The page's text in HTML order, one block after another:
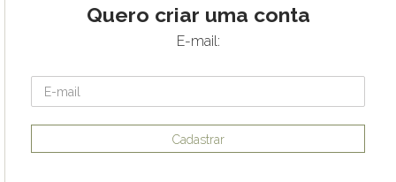
Quero criar uma conta
E-mail:
Cadastrar